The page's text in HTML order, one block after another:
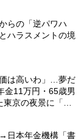
らの「逆パワハ
ハラスメントの境
は高いわ」…夢だ
金11万円・65歳男
京の夜景に「癒
日本年金機構「書